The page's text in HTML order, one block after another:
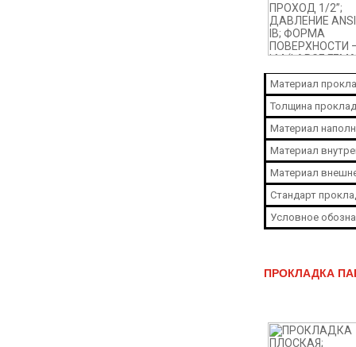
Материал
Толщина
Материал
Материал
Материал
Стандарт
Условное
ПРОКЛАДКА